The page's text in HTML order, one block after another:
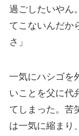
過ごしたいやん
てこないんだか
さ」
一気にハシゴを
いことを父に代
てしまった。苦
は一気に縮まり